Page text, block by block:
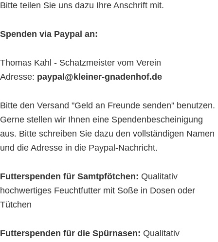
Bitte teilen Sie uns dazu Ihre Anschrift mit.
Spenden via Paypal an:
Thomas Kahl - Schatzmeister vom Verein
Adresse: paypal@kleiner-gnadenhof.de
Bitte den Versand "Geld an Freunde senden" benutzen.
Gerne stellen wir Ihnen eine Spendenbescheinigung
aus. Bitte schreiben Sie dazu den vollständigen Namen
und die Adresse in die Paypal-Nachricht.
Futterspenden für Samtpfötchen: Qualitativ
hochwertiges Feuchtfutter mit Soße in Dosen oder
Tütchen
Futterspenden für die Spürnasen: Qualitativ